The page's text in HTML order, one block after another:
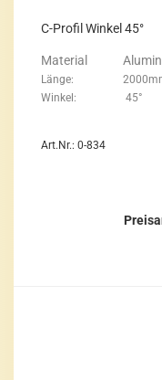
C-​Pro­fil Win­kel 45°
Ma­te­ri­al
Länge:
Win­kel: 45°
Art.Nr.: 0-834